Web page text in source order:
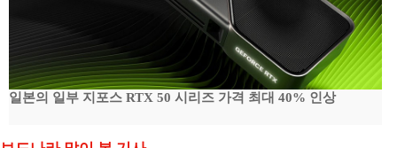
일본의 일부 지포스 RTX 50 시리즈 가격 최대 40% 인상